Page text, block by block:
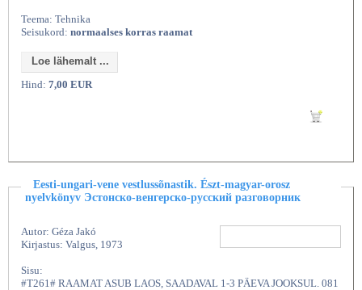
Teema: Tehnika
Seisukord: normaalses korras raamat
Loe lähemalt ...
Hind: 7,00 EUR
Eesti-ungari-vene vestlussõnastik. Észt-magyar-orosz
nyelvkönyv Эстонско-венгерско-русский разговорник
Autor: Géza Jakó
Kirjastus: Valgus, 1973
Sisu:
#T261# RAAMAT ASUB LAOS, SAADAVAL 1-3 PÄEVA JOOKSUL. 081